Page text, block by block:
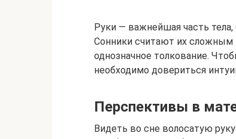
Руки — важнейшая часть
Сонники считают их сложным
однозначное толкование.
необходимо довериться
Перспективы в
Видеть во сне волосатую